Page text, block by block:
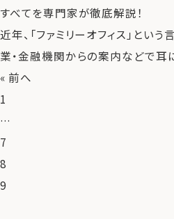
すべてを専門家が徹底解説！
近年、「ファミリーオフィス」とい
業・金融機関からの案内などで耳
« 前へ
1
…
7
8
9